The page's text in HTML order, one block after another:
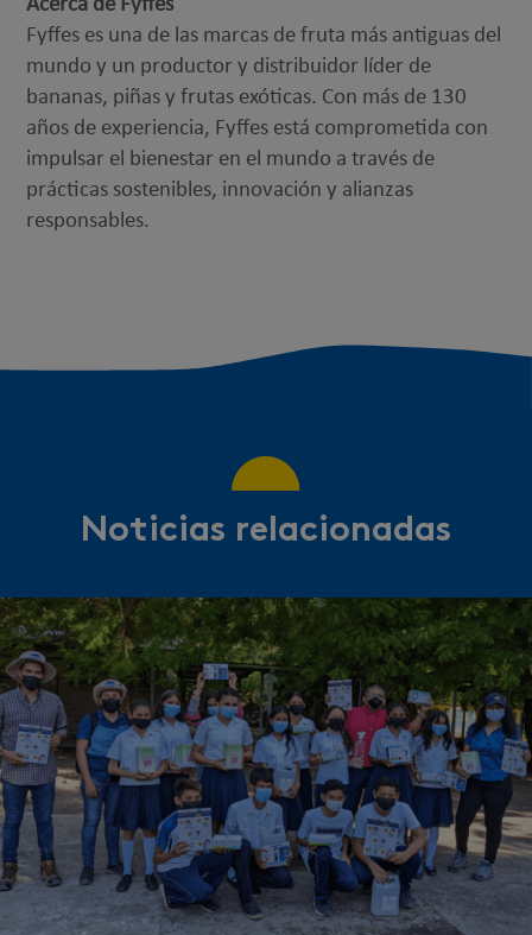
Acerca de Fyffes
Fyffes es una de las marcas de fruta más antiguas del
mundo y un productor y distribuidor líder de
bananas, piñas y frutas exóticas. Con más de 130
años de experiencia, Fyffes está comprometida con
impulsar el bienestar en el mundo a través de
prácticas sostenibles, innovación y alianzas
responsables.
Noticias relacionadas